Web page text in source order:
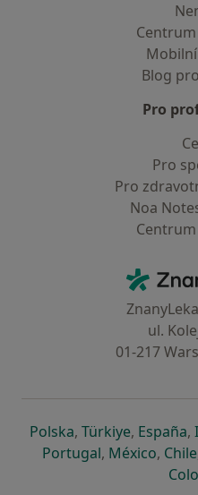
Blog
Pro
Pro
Pro
Noa
ul.
01-217
Polskase otevře v nové
, Türkiyese otevře
, España,
Portugalse otevře v
, Méxicose
, Chile